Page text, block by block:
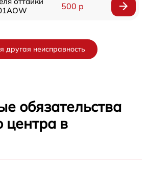
500 р
другая неисправность
обязательства
центра в